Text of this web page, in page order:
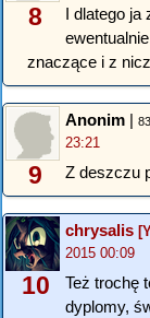
8
I dlatego ja
znaczące i z
9
Anonim |
23:21
Z deszczu
10
chrysalis
2015 00:09
Też trochę
dyplomy,